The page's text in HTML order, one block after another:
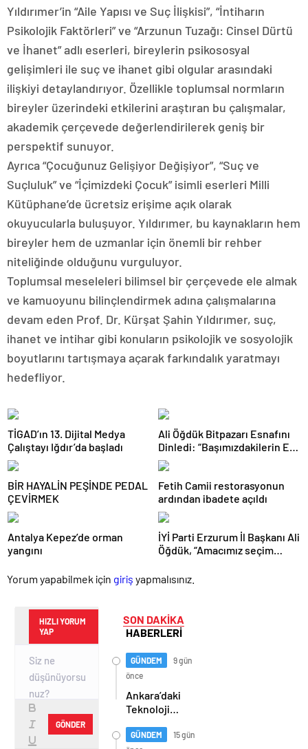
Yıldırımer’in “Aile Yapısı ve Suç İlişkisi”, “İntiharın
Psikolojik Faktörleri” ve “Arzunun Tuzağı: Cinsel Dürtü
ve İhanet” adlı eserleri, bireylerin psikososyal
gelişimleri ile suç ve ihanet gibi olgular arasındaki
ilişkiyi detaylandırıyor. Özellikle toplumsal normların
bireyler üzerindeki etkilerini araştıran bu çalışmalar,
akademik çerçevede değerlendirilerek geniş bir
perspektif sunuyor.
Ayrıca “Çocuğunuz Gelişiyor Değişiyor”, “Suç ve
Suçluluk” ve “İçimizdeki Çocuk” isimli eserleri Milli
Kütüphane’de ücretsiz erişime açık olarak
okuyucularla buluşuyor. Yıldırımer, bu kaynakların hem
bireyler hem de uzmanlar için önemli bir rehber
niteliğinde olduğunu vurguluyor.
Toplumsal meseleleri bilimsel bir çerçevede ele almak
ve kamuoyunu bilinçlendirmek adına çalışmalarına
devam eden Prof. Dr. Kürşat Şahin Yıldırımer, suç,
ihanet ve intihar gibi konuların psikolojik ve sosyolojik
boyutlarını tartışmaya açarak farkındalık yaratmayı
hedefliyor.
TİGAD’ın 13. Dijital Medya
Çalıştayı Iğdır’da başladı
Ali Öğdük Bitpazarı Esnafını
Dinledi: “Başımızdakilerin Eli
Her Daim Bizim Cebimizde”
BİR HAYALİN PEŞİNDE PEDAL
ÇEVİRMEK
Fetih Camii restorasyonun
ardından ibadete açıldı
Antalya Kepez’de orman
yangını
İYİ Parti Erzurum İl Başkanı Ali
Öğdük, “Amacımız seçim
Yorum yapabilmek için giriş yapmalısınız.
HIZLI YORUM
YAP
GÖNDER
SON DAKİKA
HABERLERİ
GÜNDEM
9 gün
önce
Ankara’daki
Teknoloji
Teknopark
GÜNDEM
15 gün